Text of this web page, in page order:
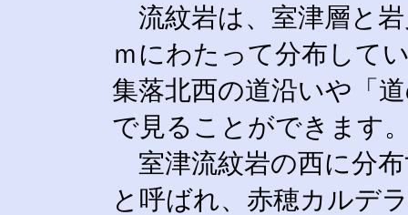
流紋岩は、室津層と岩
ｍにわたって分布して
集落北西の道沿いや「
で見ることができます
室津流紋岩の西に分
と呼ばれ、赤穂カルデ